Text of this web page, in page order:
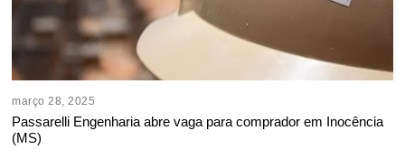
março 28, 2025
Passarelli Engenharia abre vaga para comprador em Inocência
(MS)